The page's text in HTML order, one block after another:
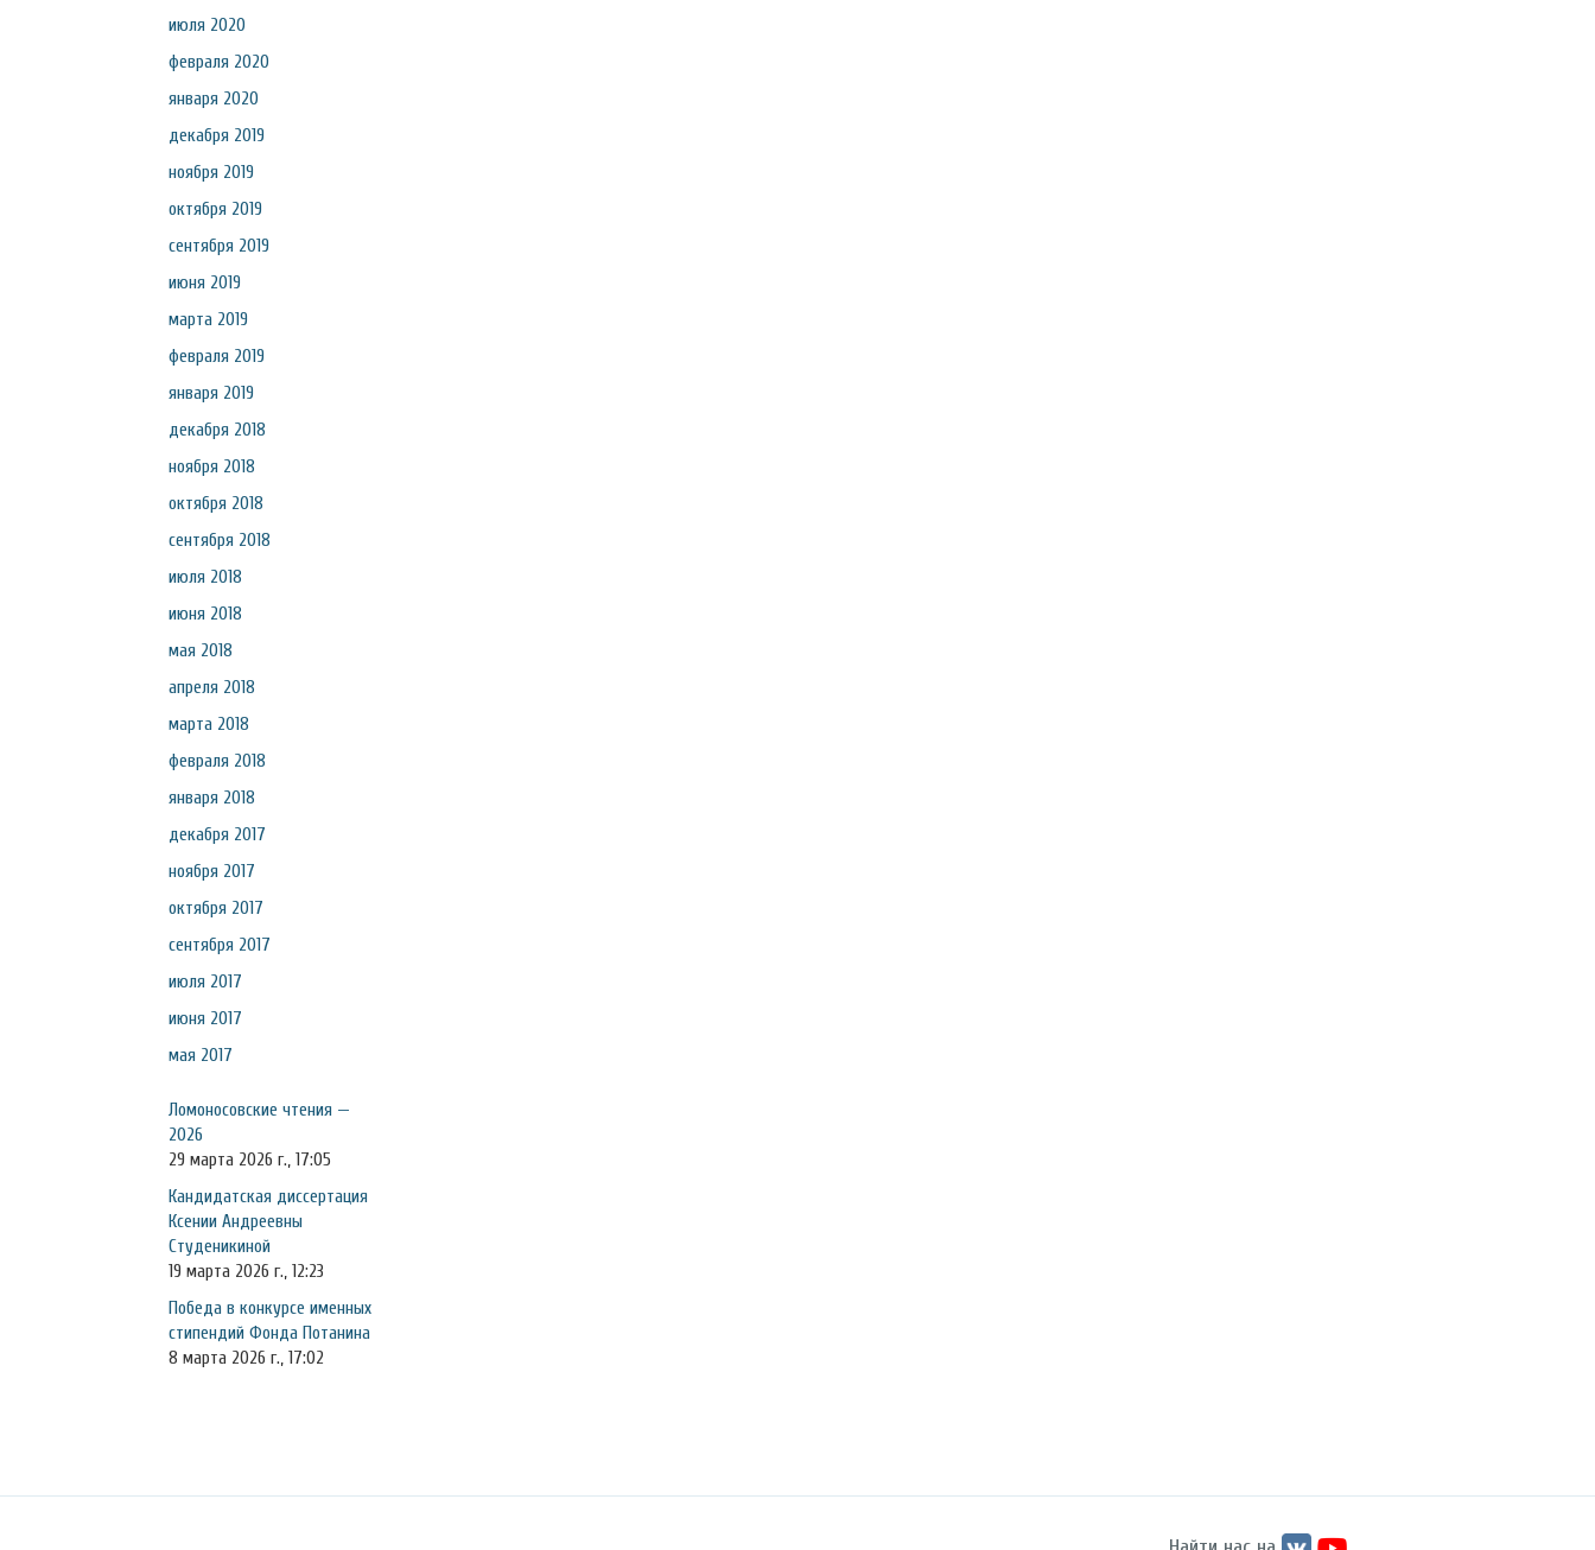
июля 2020
февраля 2020
января 2020
декабря 2019
ноября 2019
октября 2019
сентября 2019
июня 2019
марта 2019
февраля 2019
января 2019
декабря 2018
ноября 2018
октября 2018
сентября 2018
июля 2018
июня 2018
мая 2018
апреля 2018
марта 2018
февраля 2018
января 2018
декабря 2017
ноября 2017
октября 2017
сентября 2017
июля 2017
июня 2017
мая 2017
Ломоносовские чтения —
2026
29 марта 2026 г., 17:05
Кандидатская диссертация
Ксении Андреевны
Студеникиной
19 марта 2026 г., 12:23
Победа в конкурсе именных
стипендий Фонда Потанина
8 марта 2026 г., 17:02